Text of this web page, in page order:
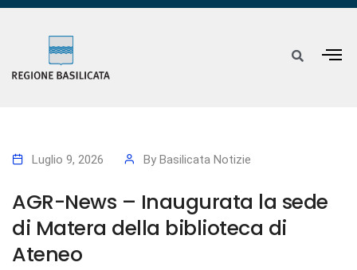
Luglio 9, 2026 By Basilicata Notizie
AGR-News – Inaugurata la sede
di Matera della biblioteca di
Ateneo